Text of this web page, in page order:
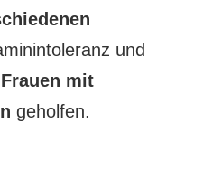
und
mit
geholfen.